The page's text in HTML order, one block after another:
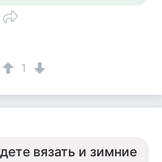
1
вязать и зимние